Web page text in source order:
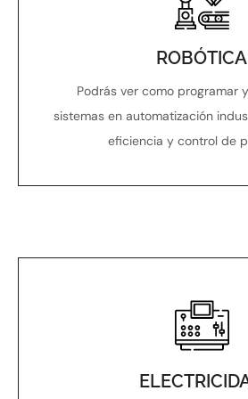
ROBÓTICA
Podrás ver como programar
sistemas en automatización
eficiencia y control de